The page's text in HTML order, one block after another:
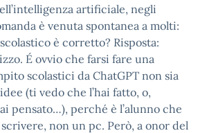
artificiale, negli
è venuta spontanea a molti:
è corretto? Risposta:
É ovvio che farsi fare una
scolastici da ChatGPT non sia
(ti vedo che l’hai fatto, o,
pensato…), perché è l’alunno che
non un pc. Però, a onor del